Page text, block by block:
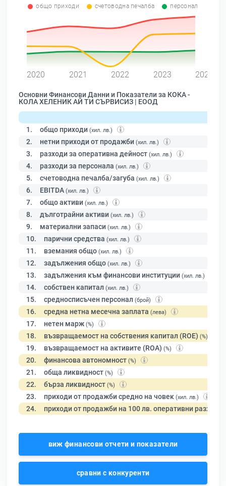
общо приходи счетоводна печалба персонал
2020 2021 2022 2023 2024
Основни Финансови Данни и Показатели за КОКА -
КОЛА ХЕЛЕНИК АЙ ТИ СЪРВИСИЗ | ЕООД
1. общо приходи (хил. лв.)
2. нетни приходи от продажби (хил. лв.)
3. разходи за оперативна дейност (хил. лв.)
4. разходи за персонала (хил. лв.)
5. счетоводна печалба/загуба (хил. лв.)
6. EBITDA (хил. лв.)
7. общо активи (хил. лв.)
8. дълготрайни активи (хил. лв.)
9. материални запаси (хил. лв.)
10. парични средства (хил. лв.)
11. вземания общо (хил. лв.)
12. задължения общо (хил. лв.)
13. задължения към финансови институции (хил. лв.)
14. собствен капитал (хил. лв.)
15. средносписъчен персонал (брой)
16. средна нетна месечна заплата (лева)
17. нетен марж (%)
18. възвращаемост на собствения капитал (ROE) (%)
19. възвращаемост на активите (ROA) (%)
20. финансова автономност (%)
21. обща ликвидност (%)
22. бърза ликвидност (%)
23. приходи от продажби средно на човек (хил. лв.)
24. приходи от продажби на 100 лв. оперативни разходи
виж финансови отчети и показатели
сравни с конкуренти